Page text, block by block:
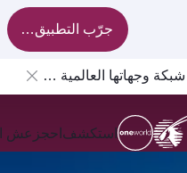
جرّب التطبيق الآن
المسافرون بين الدوحة وأوكلاند على متن الرحلات الجوية رقم QR914 ورقم QR915
استكشف احجز عش